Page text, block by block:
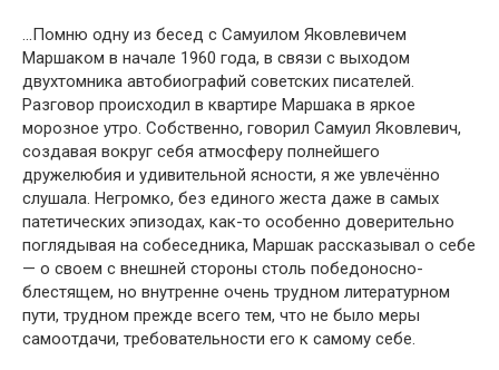
…Помню одну из бесед с Самуилом Яковлевичем
Маршаком в начале 1960 года, в связи с выходом
двухтомника автобиографий советских писателей.
Разговор происходил в квартире Маршака в яркое
морозное утро. Собственно, говорил Самуил Яковлевич,
создавая вокруг себя атмосферу полнейшего
дружелюбия и удивительной ясности, я же увлечённо
слушала. Негромко, без единого жеста даже в самых
патетических эпизодах, как-то особенно доверительно
поглядывая на собеседника, Маршак рассказывал о себе
— о своем с внешней стороны столь победоносно-
блестящем, но внутренне очень трудном литературном
пути, трудном прежде всего тем, что не было меры
самоотдачи, требовательности его к самому себе.